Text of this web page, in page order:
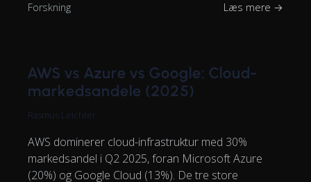
Forskning Læs mere →
AWS vs Azure vs Google: Cloud-
markedsandele (2025)
Rasmus Leichter
AWS dominerer cloud-infrastruktur med 30%
markedsandel i Q2 2025, foran Microsoft Azure
(20%) og Google Cloud (13%). De tre store